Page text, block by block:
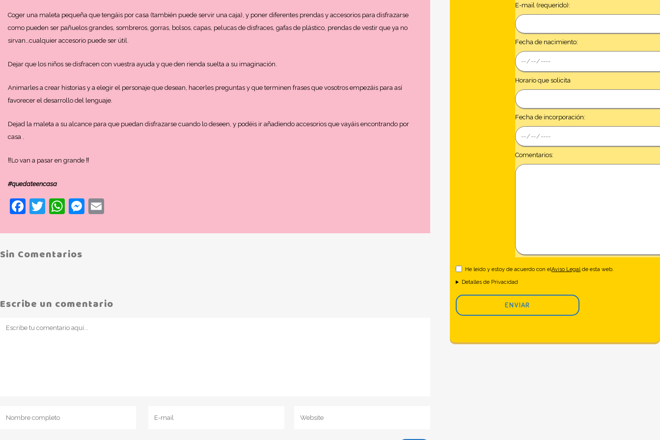
Coger una maleta pequeña que tengáis por casa (también puede servir una caja), y poner diferentes prendas y accesorios para disfrazarse
como pueden ser pañuelos grandes, sombreros, gorras, bolsos, capas, pelucas de disfraces, gafas de plástico, prendas de vestir que ya no
sirvan…cualquier accesorio puede ser útil.
Dejar que los niños se disfracen con vuestra ayuda y que den rienda suelta a su imaginación.
Animarles a crear historias y a elegir el personaje que desean, hacerles preguntas y que terminen frases que vosotros empezáis para así
favorecer el desarrollo del lenguaje.
Dejad la maleta a su alcance para que puedan disfrazarse cuando lo deseen, y podéis ir añadiendo accesorios que vayáis encontrando por
casa .
‼️Lo van a pasar en grande ‼️
#quedateencasa
Facebook
Twitter
WhatsApp
Messenger
Sin Comentarios
Escribe un comentario
E-mail (requerido):
Fecha de nacimiento:
Horario que solicita
Fecha de incorporación:
Comentarios:
He leido y estoy de acuerdo con elAviso Legalde esta web.
Detalles de Privacidad